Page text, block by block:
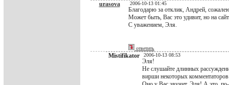
urasova 2006-10-13 01:45
Благодарю за отклик, Андрей,
Может быть, Вас это удивит, но на
С уважением, Эля.
ответить
Mistifikator 2006-10-13 08:53
Эля!
Не слушайте длинных
вирши некоторых